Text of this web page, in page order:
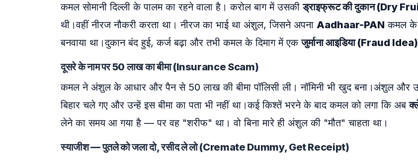
कमल सोमानी दिल्ली के पालम का रहने वाला है। करोल बाग में उसकीड्राइफ्रूट की दुकान (Dry
थी।वहीं नीरज नौकरी करता था। नीरज का भाई था अंशुल, जिसने अपना Aadhaar-PAN कमल के
बनवाया था।दुकान बंद हुई, कर्ज बढ़ा और तभी कमल के दिमाग में एकजुर्माना आइडिया (Fraud Idea)
दूसरे के नाम पर 50 लाख का बीमा (Insurance Scam)
कमल ने अंशुल के आधार और पैन से 50 लाख की बीमा पॉलिसी ली। नॉमिनी भी खुद बना।अंशुल और
बिहार चले गए और उन्हें इस बीमा का पता भी नहीं था।कई किश्तें भरने के बाद कमल को लगा कि अब
लेने का समय आ गया है — पर वह "शरीफ" था। वो बिना मारे ही अंशुल की "मौत" चाहता था।
स्याजीश — पुतले को जला दो, रसीद ले लो (Cremate Dummy, Get Receipt)